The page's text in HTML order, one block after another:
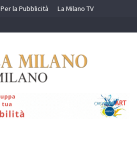
Per la Pubblicità La Milano TV